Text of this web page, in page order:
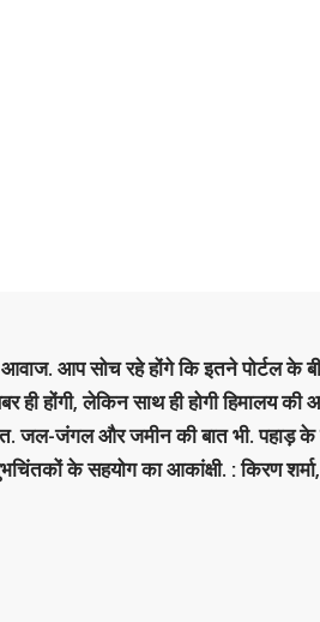
आवाज. आप सोच रहे होंगे कि इतने पोर्टल के
ही होंगी, लेकिन साथ ही होगी हिमालय की
जल-जंगल और जमीन की बात भी. पहाड़ के
के सहयोग का आकांक्षी. : किरण